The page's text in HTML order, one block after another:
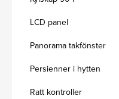
LCD panel
Panorama takfönster
Persienner i hytten
Ratt kontroller